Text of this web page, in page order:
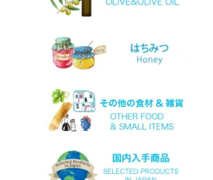
└スッキリ
ワインセット
マスカット
プリト
スラプサティリ
マスカットオブスピナ
カチャノ
ガイドゥリア
ホワイトマスカット
モスコフィレロ